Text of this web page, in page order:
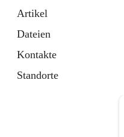
Artikel
Dateien
Kontakte
Standorte